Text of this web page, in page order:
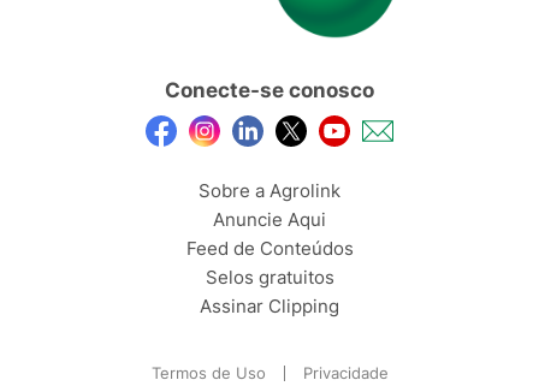
Conecte-se conosco
Sobre a Agrolink
Anuncie Aqui
Feed de Conteúdos
Selos gratuitos
Assinar Clipping
Termos de Uso Privacidade